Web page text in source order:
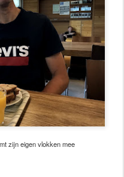
zijn eigen vlokken mee